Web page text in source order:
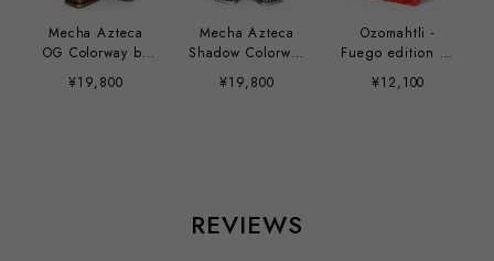
Mecha Azteca
OG Colorway by
Jesse Hernandez
¥19,800
Mecha Azteca
Shadow Colorway
by Jesse
Hernandez
¥19,800
Ozomahtli -
Fuego edition by
Jesse Hernandez
¥12,100
REVIEWS